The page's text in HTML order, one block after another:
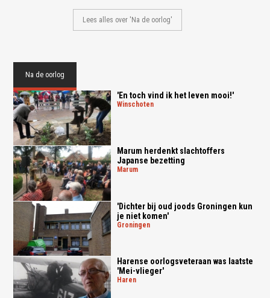
Lees alles over 'Na de oorlog'
Na de oorlog
'En toch vind ik het leven mooi!'
winschoten
Marum herdenkt slachtoffers
Japanse bezetting
marum
'Dichter bij oud joods Groningen kun
je niet komen'
groningen
Harense oorlogsveteraan was laatste
'Mei-vlieger'
haren